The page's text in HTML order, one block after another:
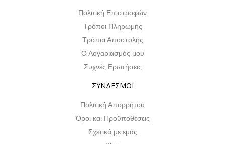
Πολιτική Επιστροφών
Τρόποι Πληρωμής
Τρόποι Αποστολής
Ο Λογαριασμός μου
Συχνές Ερωτήσεις
ΣΥΝΔΕΣΜΟΙ
Πολιτική Απορρήτου
Όροι και Προϋποθέσεις
Σχετικά με εμάς